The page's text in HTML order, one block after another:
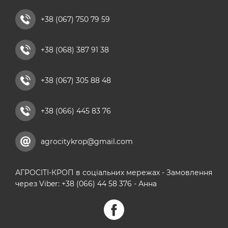
рідкі азотні добрива
кальцієві добрива
+38 (067) 750 79 59
+38 (068) 387 91 38
+38 (067) 305 88 48
+38 (066) 445 83 76
agrocitykrop@gmail.com
АГРОСІТІ-КРОП в соціальних мережах - Замовлення
через Viber: +38 (066) 44 58 376 - Анна